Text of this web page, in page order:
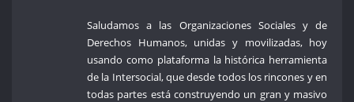
Saludamos a las Organizaciones Sociales y de
Derechos Humanos, unidas y movilizadas, hoy
usando como plataforma la histórica herramienta
de la Intersocial, que desde todos los rincones y en
todas partes está construyendo un gran y masivo